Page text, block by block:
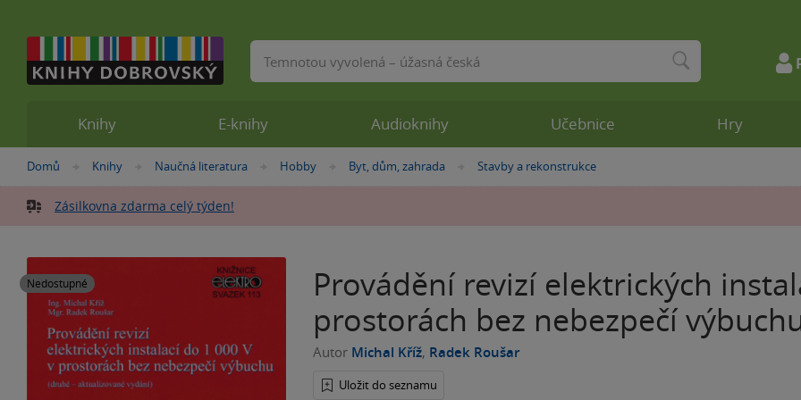
Nacházíte
zde:
Domů »
Knihy »
Naučná literatura »Hobby »
Byt, dům, zahrada »
Stavby a rekonstrukce
Zásilkovna zdarma celý týden!
Nedostupné
Provádění revizí elektrických
prostorách bez nebezpečí
Autor Michal Kříž, Radek Roušar
Uložit do seznamu
Knihy E-knihy Audioknihy Učebnice Hry
Vyhledávání